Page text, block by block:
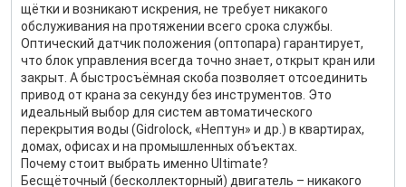
щётки и возникают искрения, не требует никакого
обслуживания на протяжении всего срока службы.
Оптический датчик положения (оптопара) гарантирует,
что блок управления всегда точно знает, открыт кран или
закрыт. А быстросъёмная скоба позволяет отсоединить
привод от крана за секунду без инструментов. Это
идеальный выбор для систем автоматического
перекрытия воды (Gidrolock, «Нептун» и др.) в квартирах,
домах, офисах и на промышленных объектах.
Почему стоит выбрать именно Ultimate?
Бесщёточный (бесколлекторный) двигатель – никакого